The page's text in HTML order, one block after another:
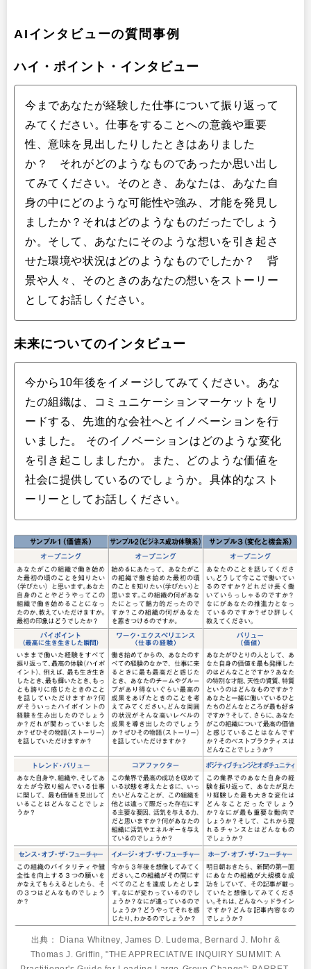
AIインタビューの質問事例
ハイ・ポイント・インタビュー
今まであなたが経験した仕事について振り返って
みてください。仕事をすることへの意義や重要
性、意味を見出したりしたときはありました
か？ それがどのようなものであったか思い出し
てみてください。そのとき、あなたは、あなた自
身の中にどのような可能性や強み、才能を発見し
ましたか？それはどのようなものだったでしょう
か。そして、あなたにそのような想いを引き起さ
せた環境や状況はどのようなものでしたか？ 背
景や人々、そのときのあなたの想いをストーリー
としてお話しください。
未来についてのインタビュー
今から10年後をイメージしてみてください。あな
たの組織は、コミュニケーションマーケットをリ
ードする、先進的な会社へとイノベーションを行
いました。 そのイノベーションはどのような変化
を引き起こしましたか。また、どのような価値を
社会に提供しているのでしょうか。具体的なスト
ーリーとしてお話しください。
出典： Diana Whitney, James D. Ludema, Bernard J. Mohr &
Thomas J. Griffin, "THE APPRECIATIVE INQUIRY SUMMIT: A